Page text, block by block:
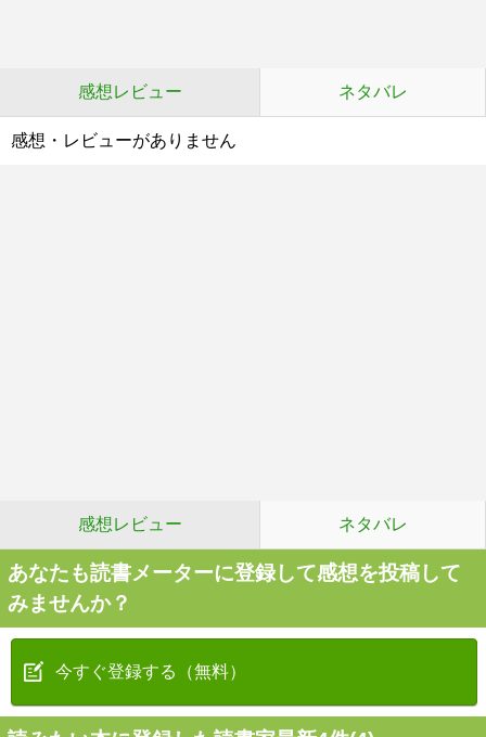
感想レビュー ネタバレ
感想・レビューがありません
感想レビュー ネタバレ
あなたも読書メーターに登録して感想を投稿して
みませんか？
今すぐ登録する（無料）